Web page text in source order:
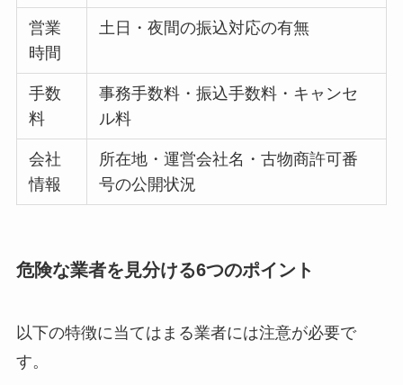
営業
時間
土日・夜間の振込対応の有無
手数
料
事務手数料・振込手数料・キャンセ
ル料
会社
情報
所在地・運営会社名・古物商許可番
号の公開状況
危険な業者を見分ける6つのポイント
以下の特徴に当てはまる業者には注意が必要で
す。